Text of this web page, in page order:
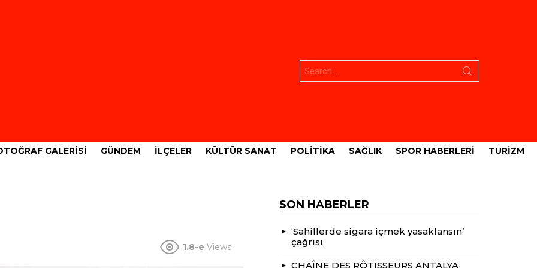
GALERISI GÜNDEM İLÇELER KÜLTÜR SANAT POLITIKA SAĞLIK SPOR HABERLERI TURIZM
1.8-e Views
SON HABERLER
‘Sahillerde sigara içmek yasaklansın’
çağrısı
CHAÎNE DES RÔTISSEURS ANTALYA